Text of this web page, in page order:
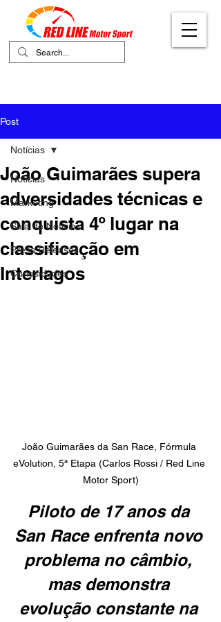
Post
Notícias
Marketing
Sala de Notícias
Press Releases
Curiosidades
Notícias
João Guimarães supera
adversidades técnicas e
conquista 4º lugar na
classificação em
Interlagos
João Guimarães da San Race, Fórmula
eVolution, 5ª Etapa (Carlos Rossi / Red Line
Motor Sport)
Piloto de 17 anos da
San Race enfrenta novo
problema no câmbio,
mas demonstra
evolução constante na